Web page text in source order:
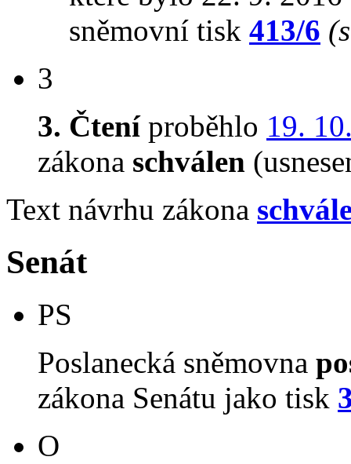
sněmovní tisk 413/6
3
3. Čteníproběhlo 19.
zákona schválen
Text návrhu zákona
Senát
PS
Poslanecká sněmovna
zákona Senátu jako tisk
O